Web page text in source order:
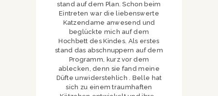
stand auf dem Plan. Schon beim
Eintreten war die liebenswerte
Katzendame anwesend und
beglückte mich auf dem
Hochbett des Kindes. Als erstes
stand das abschnuppern auf dem
Programm, kurz vor dem
ablecken, denn sie fand meine
Düfte unwiderstehlich . Belle hat
sich zu einem traumhaften